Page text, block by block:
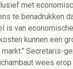
met
te benadrukken
is van
kunnen een
Secretaris-
wees